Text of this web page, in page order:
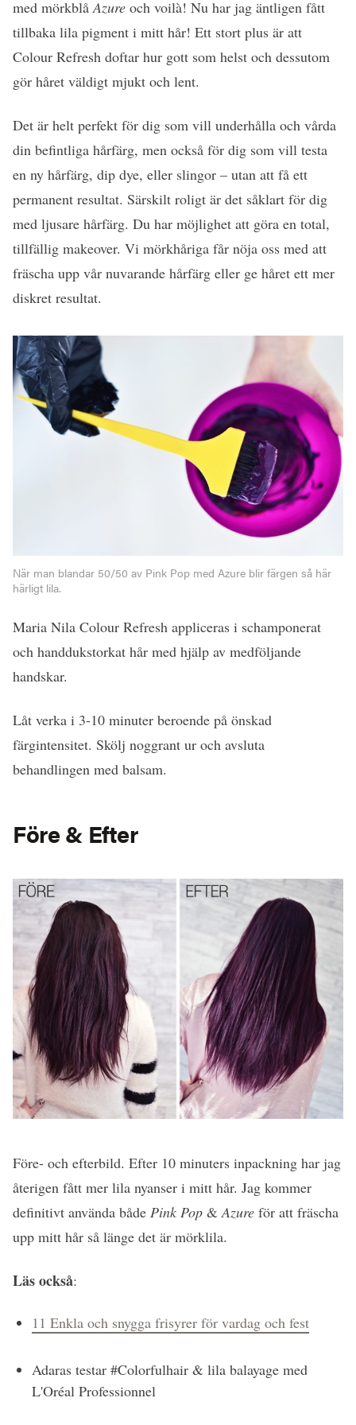
med mörkblåAzure och voilà! Nu har jag äntligen fått
tillbaka lila pigment i mitt hår! Ett stort plus är att
Colour Refresh doftar hur gott som helst och dessutom
gör håret väldigt mjukt och lent.
Det är helt perfekt för dig som vill underhålla och vårda
din befintliga hårfärg, men också för dig som vill testa
en ny hårfärg, dip dye, eller slingor – utan att få ett
permanent resultat. Särskilt roligt är det såklart för dig
med ljusare hårfärg. Du har möjlighet att göra en total,
tillfällig makeover. Vi mörkhåriga får nöja oss med att
fräscha upp vår nuvarande hårfärg eller ge håret ett mer
diskret resultat.
När man blandar 50/50 av Pink Pop med Azure blir färgen så här
härligt lila.
Maria Nila Colour Refresh appliceras i schamponerat
och handdukstorkat hår med hjälp av medföljande
handskar.
Låt verka i 3-10 minuter beroende på önskad
färgintensitet. Skölj noggrant ur och avsluta
behandlingen med balsam.
Före & Efter
Före- och efterbild. Efter 10 minuters inpackning har jag
återigen fått mer lila nyanser i mitt hår. Jag kommer
definitivt använda både Pink Pop &Azure för att fräscha
upp mitt hår så länge det är mörklila.
Läs också:
11 Enkla och snygga frisyrer för vardag och fest
Adaras testar #Colorfulhair & lila balayage med
L'Oréal Professionnel